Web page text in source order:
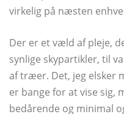
virkelig på næsten
Der er et væld af pleje,
synlige skypartikler, til
af træer. Det, jeg elsker
er bange for at vise sig,
bedårende og minimal